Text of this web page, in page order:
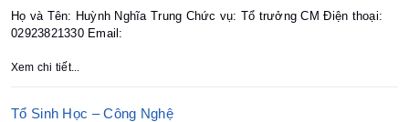
Họ và Tên: Huỳnh Nghĩa Trung Chức vụ: Tổ trưởng CM Điện thoại:
02923821330 Email:
Xem chi tiết...
Tổ Sinh Học – Công Nghệ